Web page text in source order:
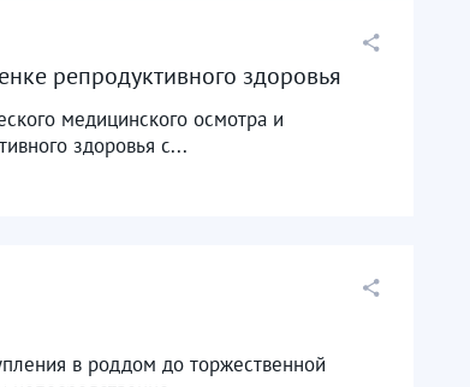
репродуктивного здоровья
медицинского осмотра и
здоровья с...
в роддом до торжественной